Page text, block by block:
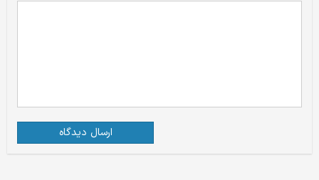
ارسال دیدگاه